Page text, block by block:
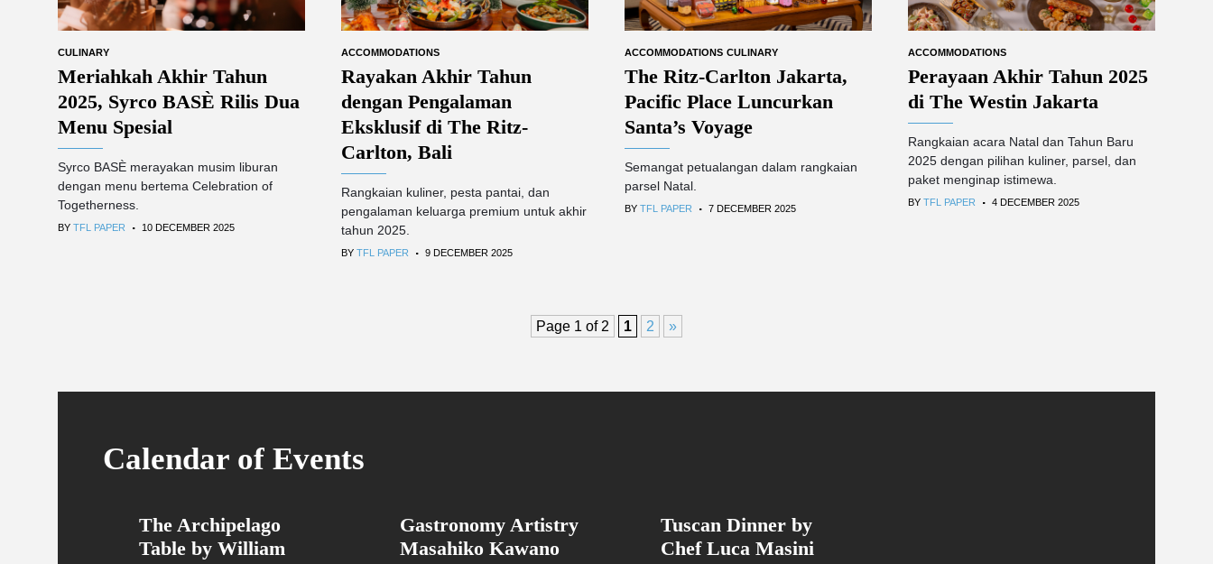
CULINARY
Meriahkah Akhir Tahun
2025, Syrco BASÈ Rilis Dua
Menu Spesial
Syrco BASÈ merayakan musim liburan
dengan menu bertema Celebration of
Togetherness.
BY TFL PAPER . 10 DECEMBER 2025
ACCOMMODATIONS
Rayakan Akhir Tahun
dengan Pengalaman
Eksklusif di The Ritz-
Carlton, Bali
Rangkaian kuliner, pesta pantai, dan
pengalaman keluarga premium untuk akhir
tahun 2025.
BY TFL PAPER . 9 DECEMBER 2025
ACCOMMODATIONS CULINARY
The Ritz-Carlton Jakarta,
Pacific Place Luncurkan
Santa’s Voyage
Semangat petualangan dalam rangkaian
parsel Natal.
BY TFL PAPER . 7 DECEMBER 2025
ACCOMMODATIONS
Perayaan Akhir Tahun 2025
di The Westin Jakarta
Rangkaian acara Natal dan Tahun Baru
2025 dengan pilihan kuliner, parsel, dan
paket menginap istimewa.
BY TFL PAPER . 4 DECEMBER 2025
Page 1 of 2 1 2 »
Calendar of Events
The Archipelago
Table by William
Gastronomy Artistry
Masahiko Kawano
Tuscan Dinner by
Chef Luca Masini